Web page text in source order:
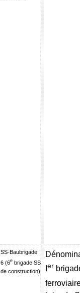
SS-Baubrigade
6 (6e brigade SS
de construction)
er